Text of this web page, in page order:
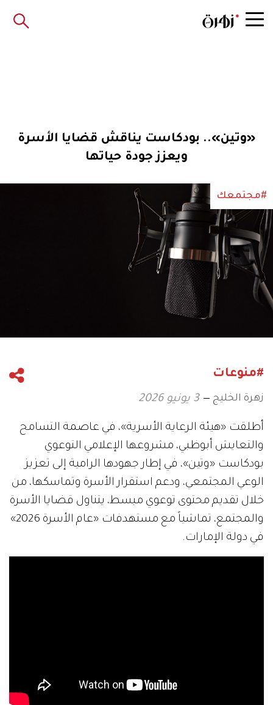
«وتين».. بودكاست يناقش قضايا الأسرة
ويعزز جودة حياتها
#مجتمعك
#منوعات
زهرة الخليج 3 يونيو 2026
أطلقت «هيئة الرعاية الأسرية»، في عاصمة التسامح
والتعايش أبوظبي، مشروعها الإعلامي التوعوي
بودكاست «وتين»، في إطار جهودها الرامية إلى تعزيز
الوعي المجتمعي، ودعم استقرار الأسرة وتماسكها، من
خلال تقديم محتوى توعوي مبسط، يتناول قضايا الأسرة
والمجتمع، تماشياً مع مستهدفات «عام الأسرة 2026»
في دولة الإمارات.